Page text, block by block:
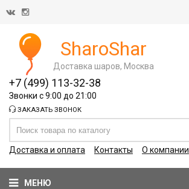
SharoShar
Доставка шаров, Москва
+7 (499) 113-32-38
Звонки с 9:00 до 21:00
ЗАКАЗАТЬ ЗВОНОК
Доставка и оплата Контакты О компании
МЕНЮ